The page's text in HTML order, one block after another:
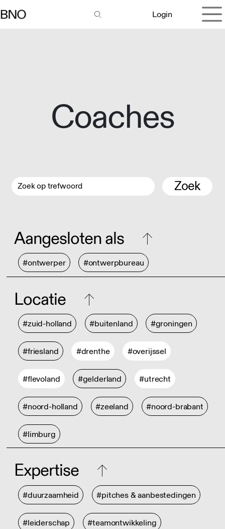
Login
Coaches
Zoek
Aangesloten als
#ontwerper #ontwerpbureau
Locatie
#zuid-holland #buitenland #groningen
#friesland #drenthe #overijssel
#flevoland #gelderland #utrecht
#noord-holland #zeeland #noord-brabant
#limburg
Expertise
#duurzaamheid #pitches & aanbestedingen
#leiderschap #teamontwikkeling